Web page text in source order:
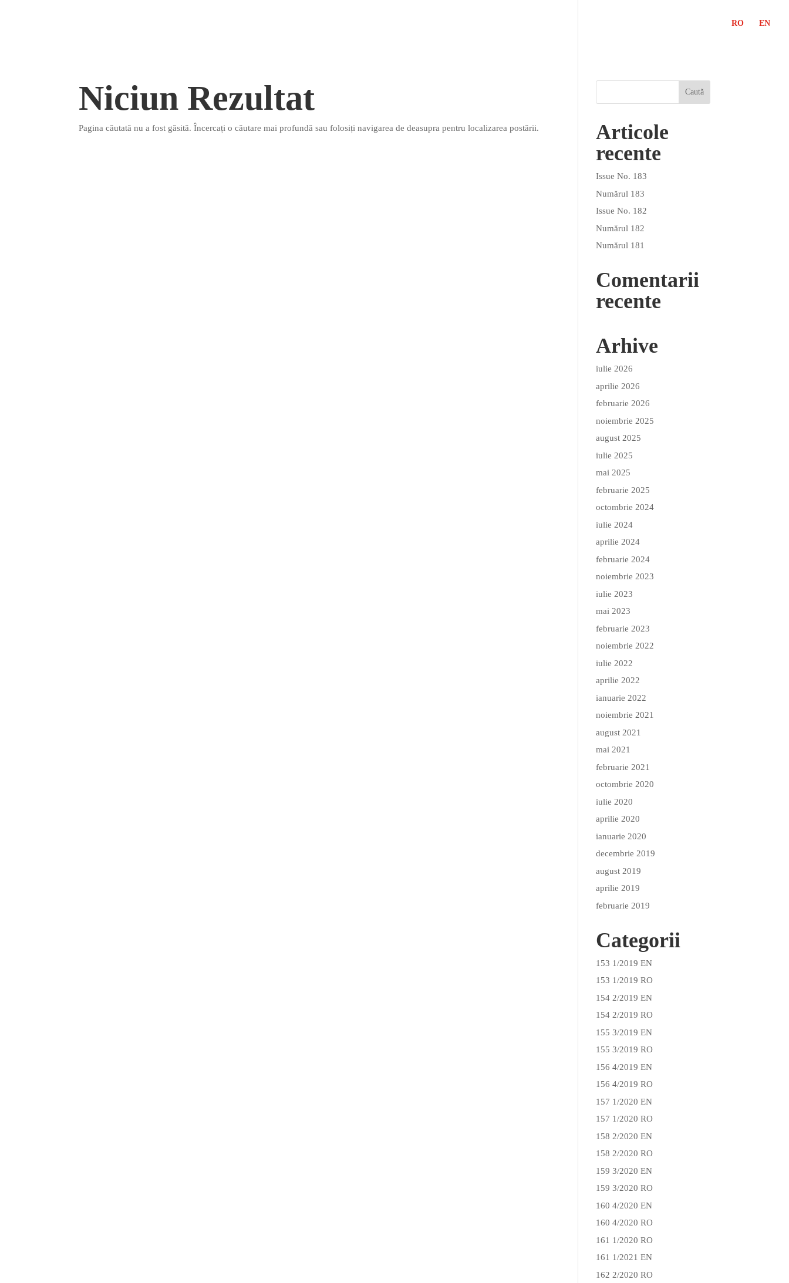
RO EN
Niciun Rezultat
Pagina căutată nu a fost găsită. Încercați o căutare mai profundă sau folosiți navigarea de deasupra pentru localizarea postării.
Articole
recente
Issue No. 183
Numărul 183
Issue No. 182
Numărul 182
Numărul 181
Comentarii
recente
Arhive
iulie 2026
aprilie 2026
februarie 2026
noiembrie 2025
august 2025
iulie 2025
mai 2025
februarie 2025
octombrie 2024
iulie 2024
aprilie 2024
februarie 2024
noiembrie 2023
iulie 2023
mai 2023
februarie 2023
noiembrie 2022
iulie 2022
aprilie 2022
ianuarie 2022
noiembrie 2021
august 2021
mai 2021
februarie 2021
octombrie 2020
iulie 2020
aprilie 2020
ianuarie 2020
decembrie 2019
august 2019
aprilie 2019
februarie 2019
Categorii
153 1/2019 EN
153 1/2019 RO
154 2/2019 EN
154 2/2019 RO
155 3/2019 EN
155 3/2019 RO
156 4/2019 EN
156 4/2019 RO
157 1/2020 EN
157 1/2020 RO
158 2/2020 EN
158 2/2020 RO
159 3/2020 EN
159 3/2020 RO
160 4/2020 EN
160 4/2020 RO
161 1/2020 RO
161 1/2021 EN
162 2/2020 RO